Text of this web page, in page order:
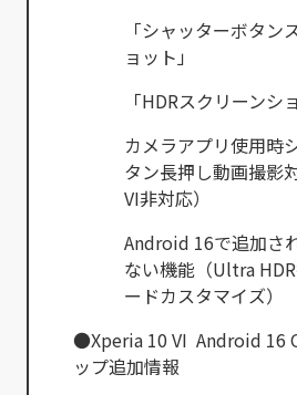
「シャッターボタン
ョット」
「HDRスクリーンシ
カメラアプリ使用時
タン長押し動画撮影
VI非対応）
Android 16で追加さ
ない機能（Ultra
ードカスタマイズ）
●Xperia 10 VI Android 16
ップ追加情報